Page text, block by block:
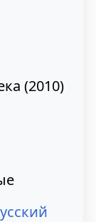
(2010)